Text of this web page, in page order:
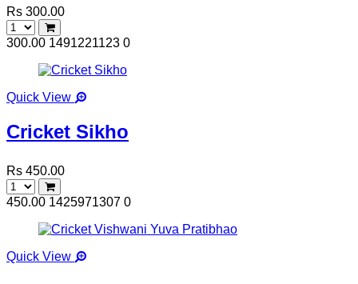
Rs 300.00
300.00 1491221123 0
Quick View
Cricket Sikho
Rs 450.00
450.00 1425971307 0
Quick View